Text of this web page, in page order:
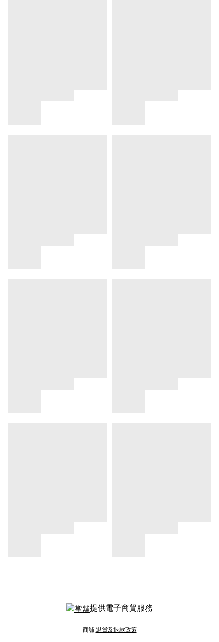
提供電子商貿服務
商舖 退貨及退款政策